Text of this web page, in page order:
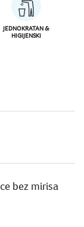
JEDNOKRATAN &
HIGIJENSKI
bez mirisa